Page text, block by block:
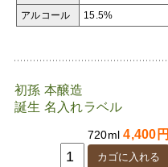
アルコール 15.5%
初孫 本醸造
誕生 名入れラベル
720ml4,400円